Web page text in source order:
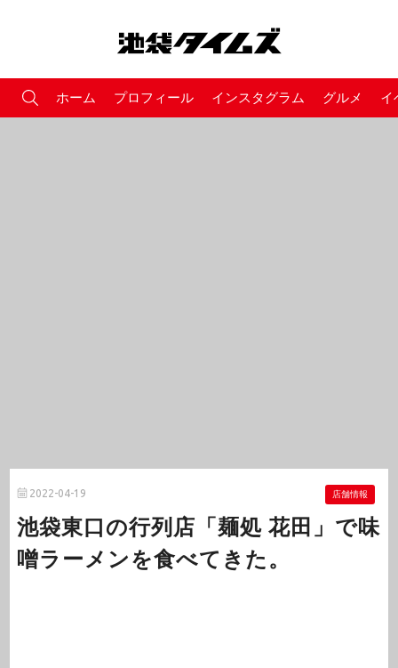
ホーム プロフィール インスタグラム グルメ イ
2022-04-19 店舗情報
池袋東口の行列店「麺処 花田」で味
噌ラーメンを食べてきた。